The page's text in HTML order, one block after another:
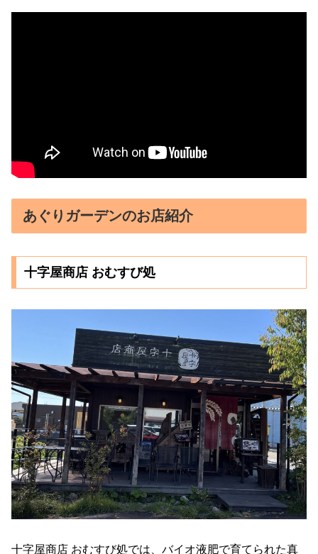
あぐりガーデンのお店紹介
十字屋商店 おむすび処
十字屋商店 おむすび処では、バイオ液肥で育てられた真